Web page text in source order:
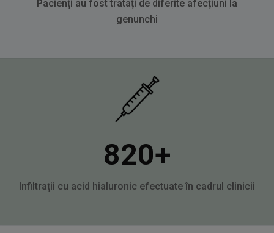
Pacienți au fost tratați de diferite afecțiuni la
genunchi
820+
Infiltrații cu acid hialuronic efectuate în cadrul clinicii